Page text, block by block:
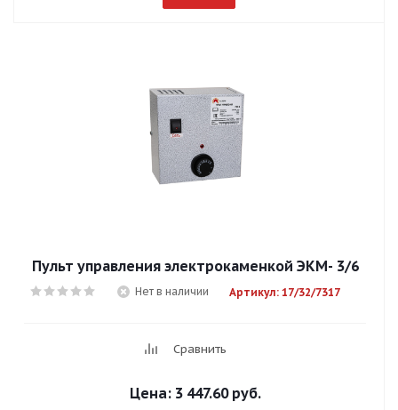
Пульт управления электрокаменкой ЭКМ- 3/6
Нет в наличии Артикул: 17/32/7317
Сравнить
Цена: 3 447.60 руб.